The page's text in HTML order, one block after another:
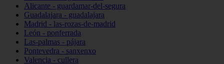
Alicante - guardamar-del-segura
Guadalajara - guadalajara
Madrid - las-rozas-de-madrid
León - ponferrada
Las-palmas - pájara
Pontevedra - sanxenxo
Valencia - cullera